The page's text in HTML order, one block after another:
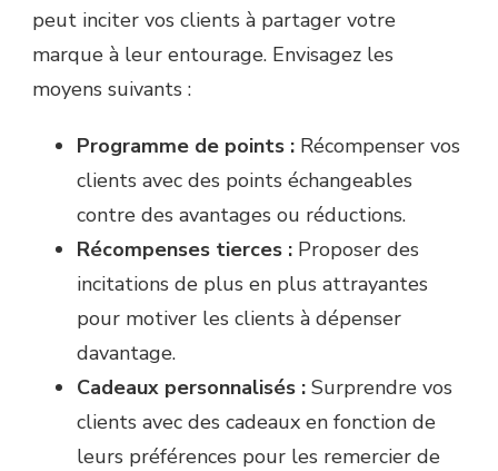
peut inciter vos clients à partager votre
marque à leur entourage. Envisagez les
moyens suivants :
Programme de points : Récompenser vos
clients avec des points échangeables
contre des avantages ou réductions.
Récompenses tierces : Proposer des
incitations de plus en plus attrayantes
pour motiver les clients à dépenser
davantage.
Cadeaux personnalisés : Surprendre vos
clients avec des cadeaux en fonction de
leurs préférences pour les remercier de